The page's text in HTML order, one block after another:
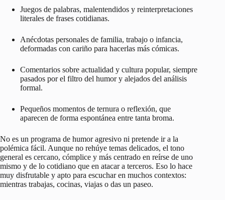
Juegos de palabras, malentendidos y reinterpretaciones
literales de frases cotidianas.
Anécdotas personales de familia, trabajo o infancia,
deformadas con cariño para hacerlas más cómicas.
Comentarios sobre actualidad y cultura popular, siempre
pasados por el filtro del humor y alejados del análisis
formal.
Pequeños momentos de ternura o reflexión, que
aparecen de forma espontánea entre tanta broma.
No es un programa de humor agresivo ni pretende ir a la
polémica fácil. Aunque no rehúye temas delicados, el tono
general es cercano, cómplice y más centrado en reírse de uno
mismo y de lo cotidiano que en atacar a terceros. Eso lo hace
muy disfrutable y apto para escuchar en muchos contextos:
mientras trabajas, cocinas, viajas o das un paseo.